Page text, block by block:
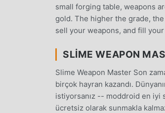
small forging table, weapons
gold. The higher the grade,
sell your weapons, and fill
SLIME WEAPON
Slime Weapon Master Son
birçok hayran kazandı.
istiyorsanız -- moddroid en iyi
ücretsiz olarak sunmakla